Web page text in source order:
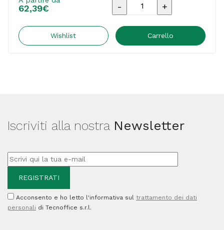
62,39€
Brother
Tamburo
pag
Wishlist Carrello
Iscriviti alla nostra Newsletter
Acconsento e ho letto l'informativa sul trattamento dei dati
personali di Tecnoffice s.r.l.